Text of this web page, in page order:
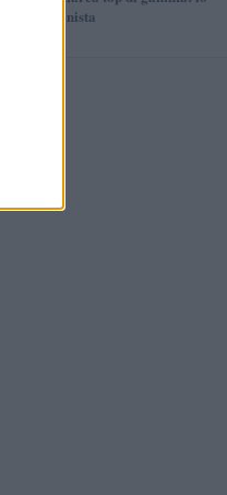
il professionista